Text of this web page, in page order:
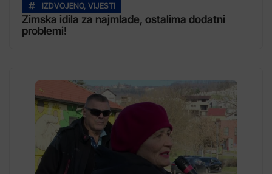
IZDVOJENO, VIJESTI
Zimska idila za najmlađe, ostalima dodatni
problemi!